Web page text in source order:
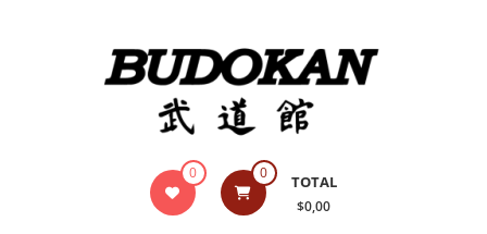
Indumentaria
0 0 TOTAL
$0,00